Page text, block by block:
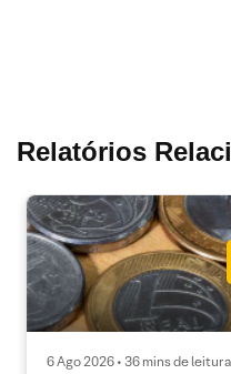
Relatórios
6 Ago 2026 • 36 mins de leitura